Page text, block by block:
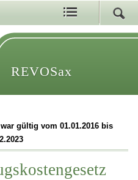
REVOSax
war gültig vom 01.01.2016 bis